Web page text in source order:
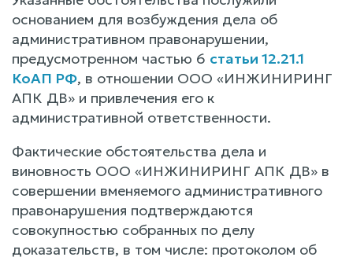
основанием для возбуждения дела об
административном правонарушении,
предусмотренном частью 6 статьи 12.21.1
КоАП РФ, в отношении ООО «ИНЖИНИРИНГ
АПК ДВ» и привлечения его к
административной ответственности.
Фактические обстоятельства дела и
виновность ООО «ИНЖИНИРИНГ АПК ДВ» в
совершении вменяемого административного
правонарушения подтверждаются
совокупностью собранных по делу
доказательств, в том числе: протоколом об